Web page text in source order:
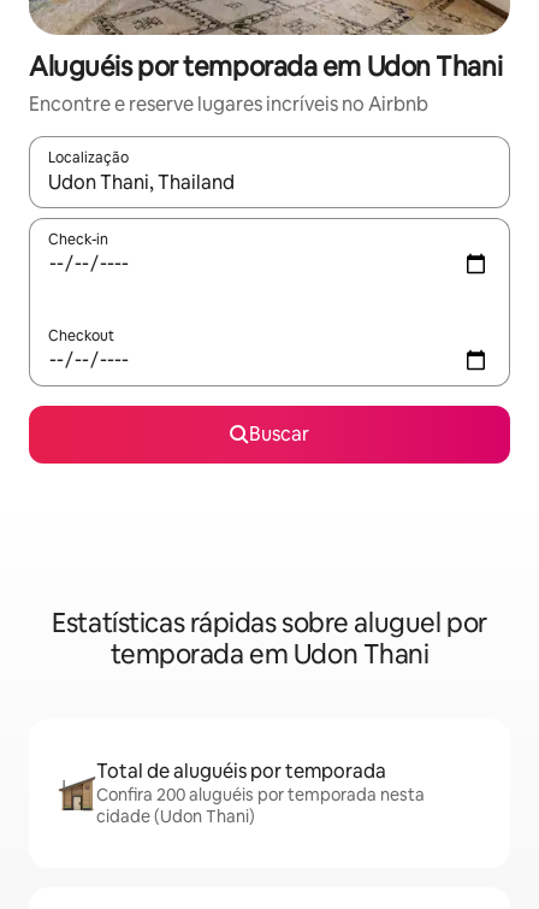
Aluguéis por temporada em Udon Thani
Encontre e reserve lugares incríveis no Airbnb
Localização
Quando os resultados estiverem disponíveis, explore-os
Check-in
Checkout
Buscar
Estatísticas rápidas sobre aluguel por
temporada em Udon Thani
Total de aluguéis por temporada
Confira 200 aluguéis por temporada nesta
cidade (Udon Thani)